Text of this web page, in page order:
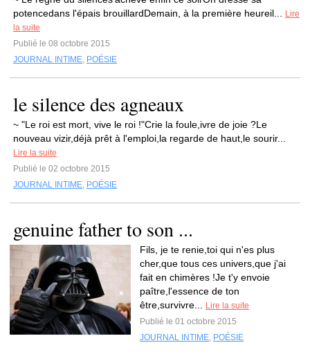
potencedans l'épais brouillardDemain, à la première heureil...
Lire
la suite
Publié le 08 octobre 2015
JOURNAL INTIME, POÉSIE
le silence des agneaux
~ "Le roi est mort, vive le roi !"Crie la foule,ivre de joie ?Le
nouveau vizir,déjà prêt à l'emploi,la regarde de haut,le sourir...
Lire la suite
Publié le 02 octobre 2015
JOURNAL INTIME, POÉSIE
genuine father to son ...
Fils, je te renie,toi qui n'es plus
cher,que tous ces univers,que j'ai
fait en chimères !Je t'y envoie
paître,l'essence de ton
être,survivre...
Lire la suite
Publié le 01 octobre 2015
JOURNAL INTIME, POÉSIE